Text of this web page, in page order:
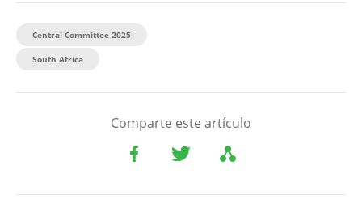
Central Committee 2025
South Africa
Comparte este artículo